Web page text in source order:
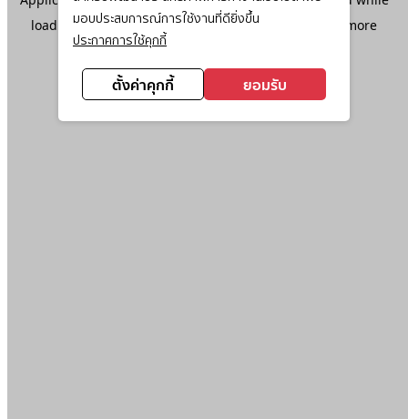
มอบประสบการณ์การใช้งานที่ดียิ่งขึ้น
ประกาศการใช้คุกกี้
ตั้งค่าคุกกี้ ยอมรับ
loadingwww.ktc.co.th(see the browser console
for more
information).